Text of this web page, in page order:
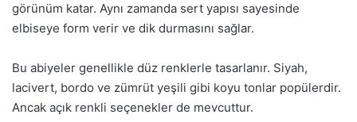
görünüm katar. Aynı zamanda sert yapısı sayesinde
elbiseye form verir ve dik durmasını sağlar.
Bu abiyeler genellikle düz renklerle tasarlanır. Siyah,
lacivert, bordo ve zümrüt yeşili gibi koyu tonlar popülerdir.
Ancak açık renkli seçenekler de mevcuttur.